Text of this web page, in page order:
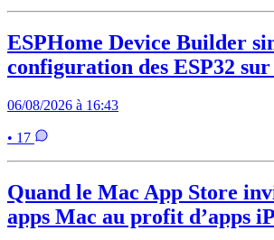
ESPHome Device Builder
configuration des ESP32
06/08/2026 à 16:43
• 17
Quand le Mac App Store
apps Mac au profit d’apps